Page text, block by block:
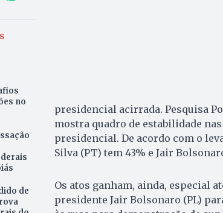
no
de
presidencial acirrada. Pesquisa
mostra quadro de estabilidade
presidencial. De acordo com o
Silva (PT) tem 43% e Jair
Os atos ganham, ainda, especial
presidente Jair Bolsonaro (PL)